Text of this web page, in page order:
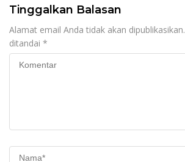
Tinggalkan Balasan
Alamat email Anda tidak akan dipublikasikan.
ditandai *